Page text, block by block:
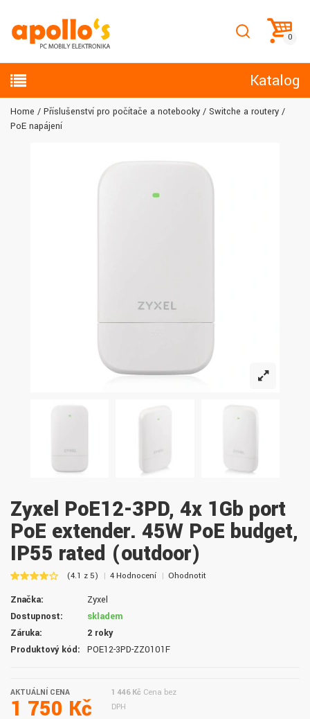
Katalog
Home Příslušenství pro počítače a notebooky
Switche a routery
PoE napájení
Zyxel PoE12-3PD, 4x 1Gb port
PoE extender. 45W PoE budget,
IP55 rated (outdoor)
(4.1 z 5) 4 Hodnocení Ohodnotit
Značka:
Zyxel
Dostupnost:
skladem
Záruka:
2 roky
Produktový kód:
POE12-3PD-ZZ0101F
AKTUÁLNÍ CENA
1 750 Kč
1 446 Kč Cena bez
DPH